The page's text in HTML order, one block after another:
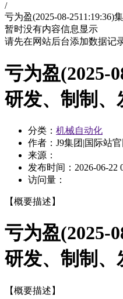
/
亏为盈(2025-08-2511:19:36)
暂时没有内容信息显示
请先在网站后台添加数据记录
亏为盈(2025-
研发、制制、
分类： 机械自动化
作者：J9集团|国际站官
来源：
发布时间： 2026-06-22
访问量：
【概要描述】
亏为盈(2025-
研发、制制、
【概要描述】